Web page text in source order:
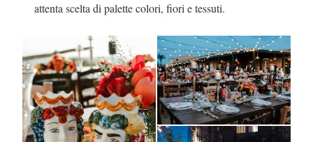
attenta scelta di palette colori, fiori e tessuti.